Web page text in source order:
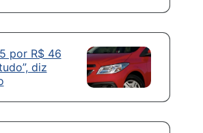
por R$ 46
diz